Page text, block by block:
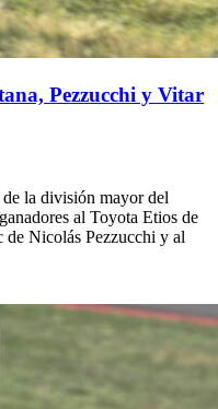
Pezzucchi y Vitar
de la división mayor del
al Toyota Etios de
de Nicolás Pezzucchi y al